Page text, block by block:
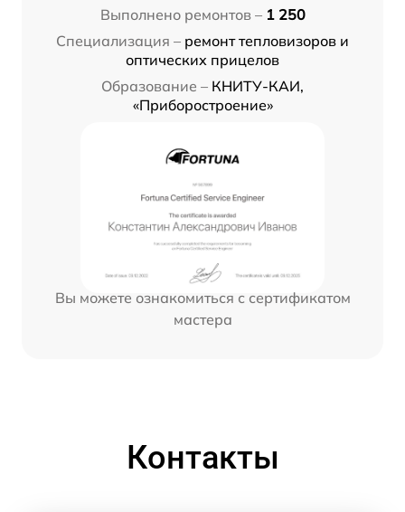
Выполнено ремонтов – 1 250
Специализация – ремонт тепловизоров и
оптических прицелов
Образование – КНИТУ-КАИ,
«Приборостроение»
Вы можете ознакомиться с сертификатом
мастера
Контакты